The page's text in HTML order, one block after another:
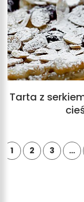
Tarta z
1 2 3 …